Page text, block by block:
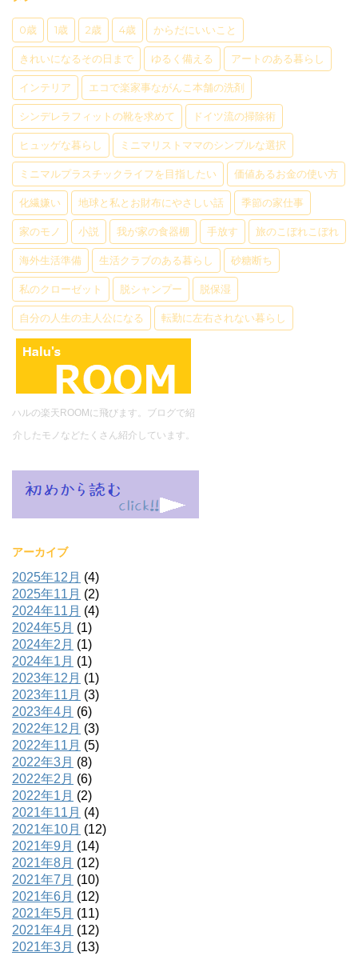
0歳 1歳 2歳 4歳 からだにいいこと
きれいになるその日まで ゆるく備える アートのある暮らし
インテリア エコで楽家事ながんこ本舗の洗剤
シンデレラフィットの靴を求めて ドイツ流の掃除術
ヒュッゲな暮らし ミニマリストママのシンプルな選択
ミニマルプラスチックライフを目指したい 価値あるお金の使い方
化繊嫌い 地球と私とお財布にやさしい話 季節の家仕事
家のモノ 小説 我が家の食器棚 手放す 旅のこぼれこぼれ
海外生活準備 生活クラブのある暮らし 砂糖断ち
私のクローゼット 脱シャンプー 脱保湿
自分の人生の主人公になる 転勤に左右されない暮らし
ハルの楽天ROOMに飛びます。ブログで紹
介したモノなどたくさん紹介しています。
アーカイブ
2025年12月 (4)
2025年11月 (2)
2024年11月 (4)
2024年5月 (1)
2024年2月 (1)
2024年1月 (1)
2023年12月 (1)
2023年11月 (3)
2023年4月 (6)
2022年12月 (3)
2022年11月 (5)
2022年3月 (8)
2022年2月 (6)
2022年1月 (2)
2021年11月 (4)
2021年10月 (12)
2021年9月 (14)
2021年8月 (12)
2021年7月 (10)
2021年6月 (12)
2021年5月 (11)
2021年4月 (12)
2021年3月 (13)